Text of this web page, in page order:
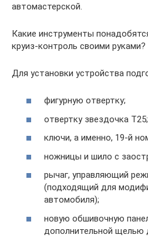
автомастерской.
Какие инструменты
круиз-контроль своими руками?
Для установки устройства
фигурную отвертку;
отвертку звездочка Т25;
ключи, а именно, 19-й
ножницы и шило с
рычаг, управляющий
(подходящий для
автомобиля);
новую обшивочную
дополнительной щелью